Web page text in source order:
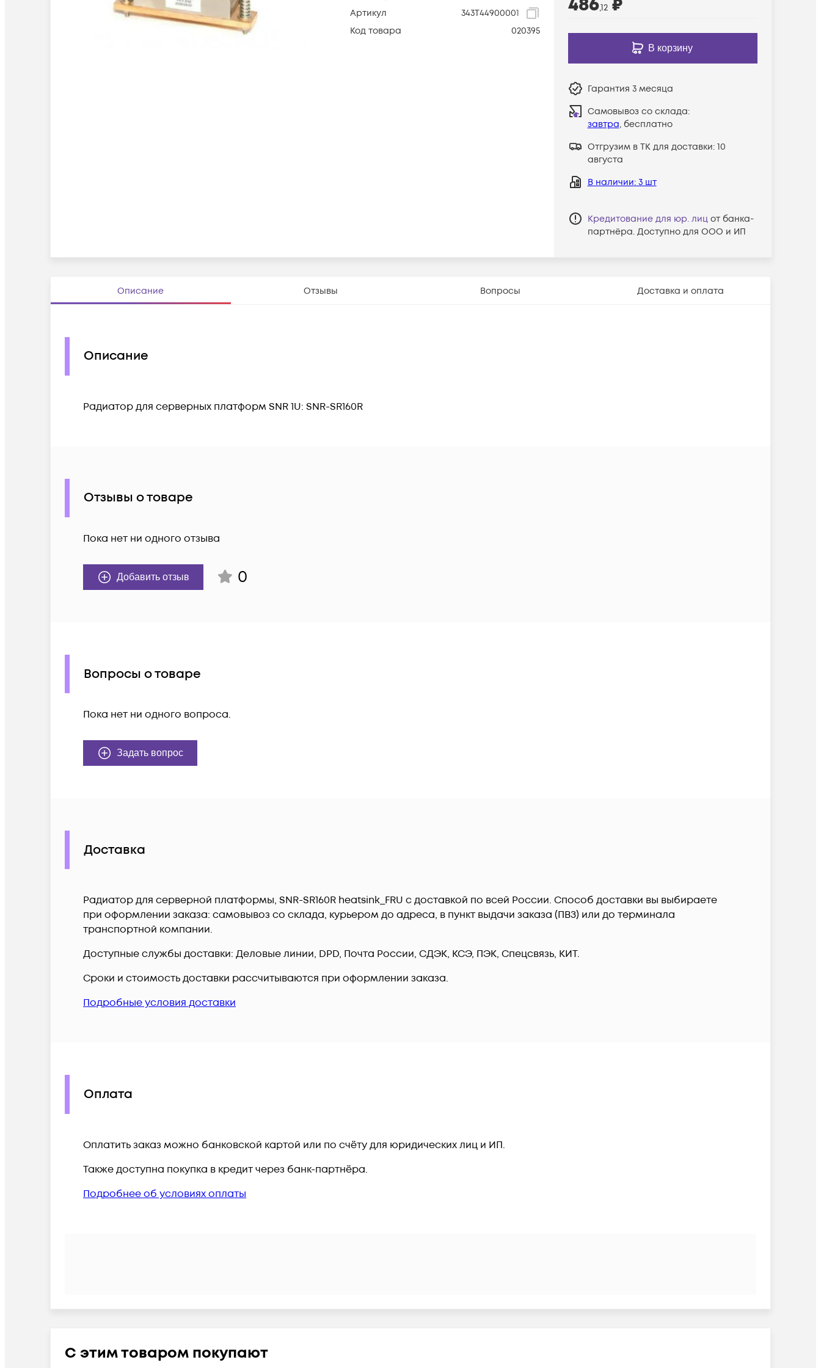
Артикул
343T44900001
Код товара
020395
,12
В корзину
Гарантия 3 месяца
Самовывоз со склада:
завтра, бесплатно
Отгрузим в ТК для доставки: 10
августа
В наличии: 3 шт
Кредитование для юр. лиц от банка-
партнёра. Доступно для ООО и ИП
Описание Отзывы Вопросы Доставка и оплата
Описание
Радиатор для серверных платформ SNR 1U: SNR-SR160R
Отзывы о товаре
Пока нет ни одного отзыва
Добавить отзыв 0
Вопросы о товаре
Пока нет ни одного вопроса.
Задать вопрос
Доставка
Радиатор для серверной платформы, SNR-SR160R heatsink_FRU c доставкой по всей России. Способ доставки вы выбираете
при оформлении заказа: самовывоз со склада, курьером до адреса, в пункт выдачи заказа (ПВЗ) или до терминала
транспортной компании.
Доступные службы доставки: Деловые линии, DPD, Почта России, СДЭК, КСЭ, ПЭК, Спецсвязь, КИТ.
Сроки и стоимость доставки рассчитываются при оформлении заказа.
Подробные условия доставки
Оплата
Оплатить заказ можно банковской картой или по счёту для юридических лиц и ИП.
Также доступна покупка в кредит через банк-партнёра.
Подробнее об условиях оплаты
С этим товаром покупают